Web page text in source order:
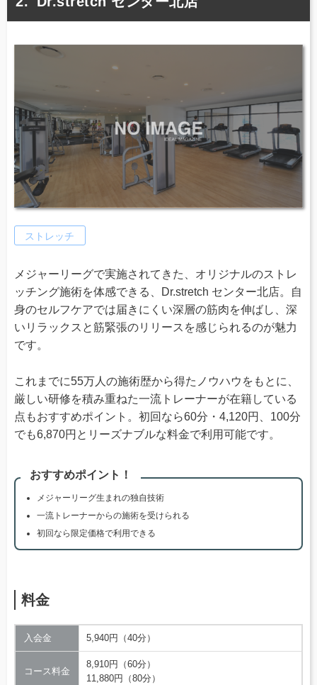
ストレッチ
メジャーリーグで実施されてきた、オリジナルのストレ
ッチング施術を体感できる、Dr.stretch センター北店。自
身のセルフケアでは届きにくい深層の筋肉を伸ばし、深
いリラックスと筋緊張のリリースを感じられるのが魅力
です。
これまでに55万人の施術歴から得たノウハウをもとに、
厳しい研修を積み重ねた一流トレーナーが在籍している
点もおすすめポイント。初回なら60分・4,120円、100分
でも6,870円とリーズナブルな料金で利用可能です。
おすすめポイント！
メジャーリーグ生まれの独自技術
一流トレーナーからの施術を受けられる
初回なら限定価格で利用できる
料金
入会金 5,940円（40分）
コース料金
8,910円（60分）
11,880円（80分）